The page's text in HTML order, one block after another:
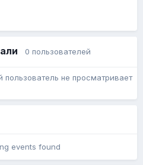
0 пользователей
пользователь не просматривает
events found